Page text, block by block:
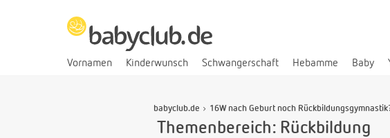
Vornamen Kinderwunsch Schwangerschaft Hebamme Baby
babyclub.de 16W nach Geburt noch
Themenbereich: Rückbildung